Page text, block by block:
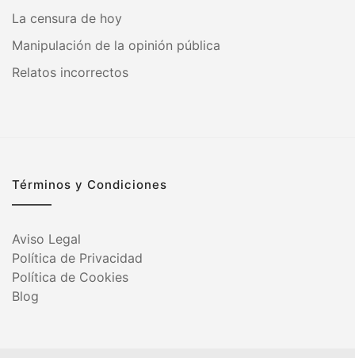
La censura de hoy
Manipulación de la opinión pública
Relatos incorrectos
Términos y Condiciones
Aviso Legal
Política de Privacidad
Política de Cookies
Blog